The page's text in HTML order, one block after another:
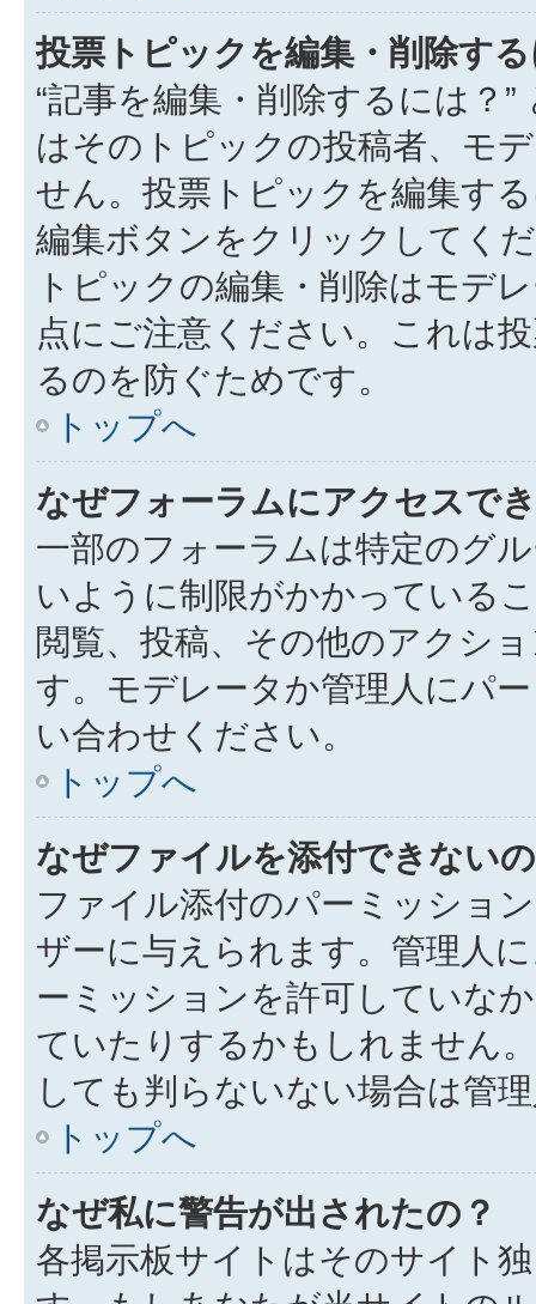
投票トピックを編集・削除す
“記事を編集・削除するには？
はそのトピックの投稿者、モ
せん。投票トピックを編集す
編集ボタンをクリックしてく
トピックの編集・削除はモデ
点にご注意ください。これは
るのを防ぐためです。
トップへ
なぜフォーラムにアクセスで
一部のフォーラムは特定のグ
いように制限がかかっている
閲覧、投稿、その他のアクシ
す。モデレータか管理人にパ
い合わせください。
トップへ
なぜファイルを添付できない
ファイル添付のパーミッショ
ザーに与えられます。管理人
ーミッションを許可していな
ていたりするかもしれません
しても判らないない場合は管
トップへ
なぜ私に警告が出されたの？
各掲示板サイトはそのサイト